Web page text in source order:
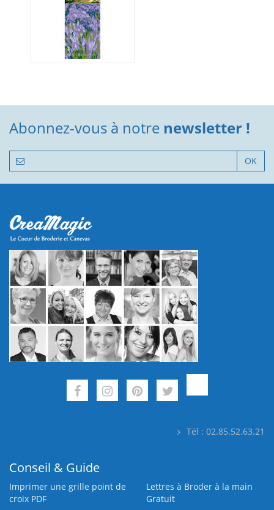
Abonnez-vous à notre newsletter !
OK
Tél : 02.85.52.63.21
Conseil & Guide
Imprimer une grille point de
croix PDF
Lettres à Broder à la main
Gratuit